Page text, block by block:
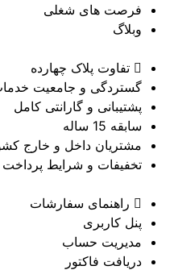
فرصت های شغلی
وبلاگ
تفاوت پلاک چهارده
گستردگی و جامعیت
پشتیبانی و گارانتی کامل
سابقه 15 ساله
مشتریان داخل و خارج
تخفیفات و شرایط پرداخت
راهنمای سفارشات
پنل کاربری
مدیریت حساب
دریافت فاکتور